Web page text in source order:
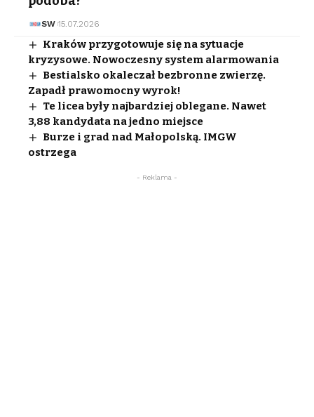
SW 15.07.2026
Kraków przygotowuje się na sytuacje
kryzysowe. Nowoczesny system alarmowania
Bestialsko okaleczał bezbronne zwierzę.
Zapadł prawomocny wyrok!
Te licea były najbardziej oblegane. Nawet
3,88 kandydata na jedno miejsce
Burze i grad nad Małopolską. IMGW
ostrzega
- Reklama -